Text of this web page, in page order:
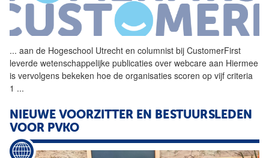
... aan de Hogeschool Utrecht en columnist bij CustomerFirst
leverde wetenschappelijke publicaties over webcare aan Hiermee
is vervolgens bekeken hoe de organisaties scoren op vijf criteria
1 ...
NIEUWE VOORZITTER EN BESTUURSLEDEN
VOOR PVKO